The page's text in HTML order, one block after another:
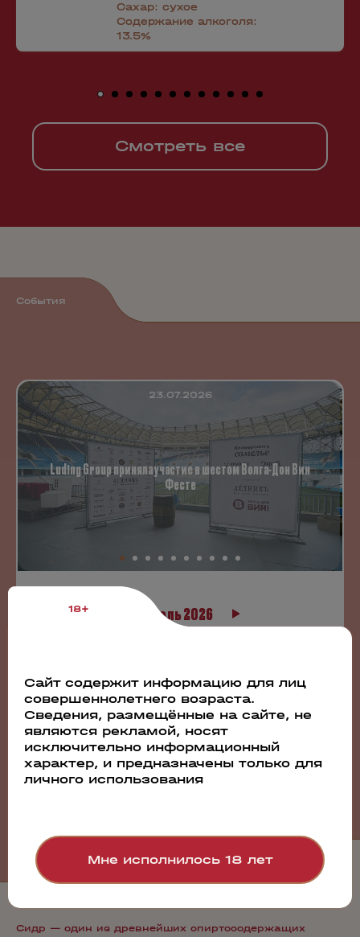
Сахар: сухое
Содержание алкоголя:
13.5%
Смотреть все
События
23.07.2026
Luding Group приняла участие в шестом Волга-Дон Вин
Фесте
Июль 2026
2 3 4
5
13
14 15 16 17 18
19
20
21 22 23 24 25 26
27 28 29 30 31
Сидр — один из древнейших спиртосодержащих
18+
Сайт содержит информацию для лиц
совершеннолетнего возраста.
Сведения, размещённые на сайте, не
являются рекламой, носят
исключительно информационный
характер, и предназначены только для
личного использования
Мне исполнилось 18 лет